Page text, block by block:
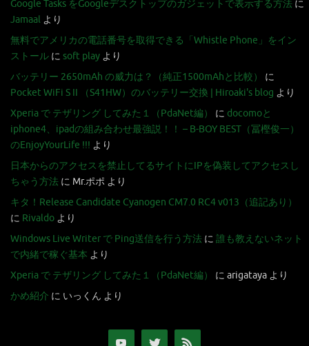
Google Tasks をGoogleデスクトップのガジェットで表示する方法 に
Jamaal より
無料でアメリカの電話番号を取得できる「Whistle Phone」をイン
ストール に soft play より
バッテリー 2650mAh の威力は？（純正1500mAhと比較）
に
Pocket WiFi S II （S41HW）のバッテリー交換 | Hiroaki's blog より
Xperia で テザリング してみた１（PdaNet編）
に docomoと
iphone4、ipadの組み合わせ最強説！！ – B-BOY BEST（冨樫俊一）
のEnjoyYourLife !!! より
日本からのアクセスを禁止してるサイトにIPを偽装してアクセスし
ちゃう方法 に Mr.ポポ より
キタ！Release Candidate Cyanogen CM7.0 RC4 v013（追記あり）
に Rivaldo より
Windows Live Writer で Ping送信を行う方法 に 誰も教えないネット
で内緒で稼ぐ基本 より
Xperia で テザリング してみた１（PdaNet編）
に arigataya より
かめ紹介 に いっくん より